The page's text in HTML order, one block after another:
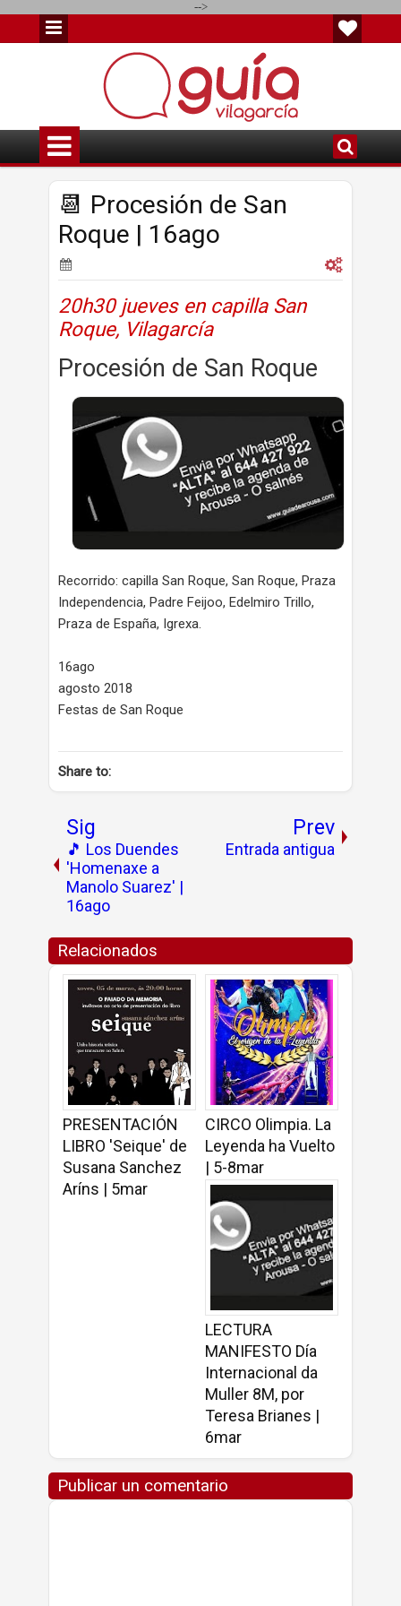
-->
📆 Procesión de San
Roque | 16ago
20h30 jueves en capilla San
Roque, Vilagarcía
Procesión de San Roque
Recorrido: capilla San Roque, San Roque, Praza
Independencia, Padre Feijoo, Edelmiro Trillo,
Praza de España, Igrexa.
16ago
agosto 2018
Festas de San Roque
Share to:
Sig
🎵 Los Duendes
'Homenaxe a
Manolo Suarez' |
16ago
Prev
Entrada antigua
Relacionados
PRESENTACIÓN
LIBRO 'Seique' de
Susana Sanchez
Aríns | 5mar
CIRCO Olimpia. La
Leyenda ha Vuelto
| 5-8mar
LECTURA
MANIFESTO Día
Internacional da
Muller 8M, por
Teresa Brianes |
6mar
Publicar un comentario